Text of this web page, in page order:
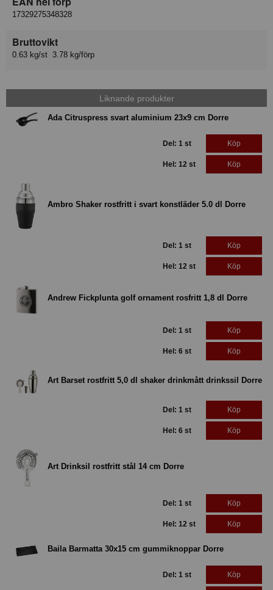
17329275348328
Bruttovikt
0.63 kg/st 3.78 kg/förp
Liknande produkter
Ada Citruspress svart aluminium 23x9 cm Dorre
Del: 1 st Köp
Hel: 12 st Köp
Ambro Shaker rostfritt i svart konstläder 5.0 dl Dorre
Del: 1 st Köp
Hel: 12 st Köp
Andrew Fickplunta golf ornament rosfritt 1,8 dl Dorre
Del: 1 st Köp
Hel: 6 st Köp
Art Barset rostfritt 5,0 dl shaker drinkmått drinkssil Dorre
Del: 1 st Köp
Hel: 6 st Köp
Art Drinksil rostfritt stål 14 cm Dorre
Del: 1 st Köp
Hel: 12 st Köp
Baila Barmatta 30x15 cm gummiknoppar Dorre
Del: 1 st Köp